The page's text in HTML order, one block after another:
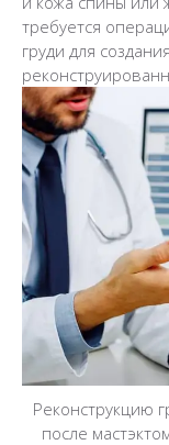
требуется
груди для
Реконструкцию
после